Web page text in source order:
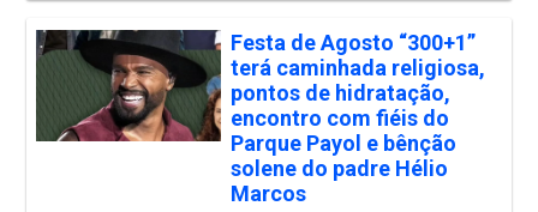
Festa de Agosto “300+1”
terá caminhada religiosa,
pontos de hidratação,
encontro com fiéis do
Parque Payol e bênção
solene do padre Hélio
Marcos